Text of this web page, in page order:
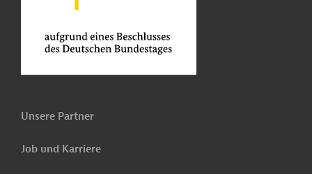
Unsere Partner
Job und Karriere